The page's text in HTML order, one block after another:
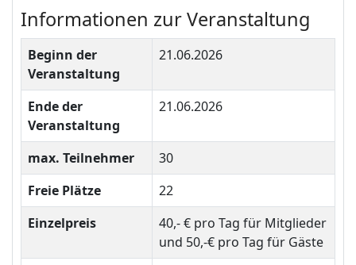
Informationen zur Veranstaltung
Beginn der
Veranstaltung
21.06.2026
Ende der
Veranstaltung
21.06.2026
max. Teilnehmer
30
Freie Plätze
22
Einzelpreis
40,- € pro Tag für Mitglieder
und 50,-€ pro Tag für Gäste